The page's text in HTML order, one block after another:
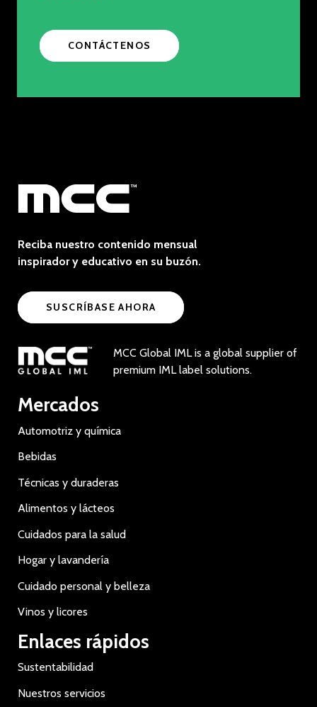
CONTÁCTENOS
Reciba nuestro contenido mensual
inspirador y educativo en su buzón.
SUSCRÍBASE AHORA
MCC Global IML is a global supplier of
premium IML label solutions.
Mercados
Automotriz y química
Bebidas
Técnicas y duraderas
Alimentos y lácteos
Cuidados para la salud
Hogar y lavandería
Cuidado personal y belleza
Vinos y licores
Enlaces rápidos
Sustentabilidad
Nuestros servicios